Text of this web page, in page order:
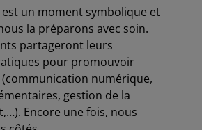
un moment symbolique et
la préparons avec soin.
partageront leurs
pour promouvoir
numérique,
gestion de la
Encore une fois, nous